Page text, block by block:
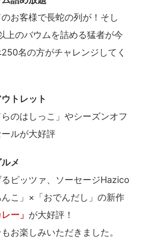
お客様で長蛇の列が！そし
上のバウムを詰める猛者が今
名の方がチャレンジしてく
トレット
のはしっこ」やシーズンオフ
ルが大好評
メ
ピッツァ、ソーセージHazico
こ」×「おでんだし」の新作
ー」 が大好評！
お楽しみいただきました。